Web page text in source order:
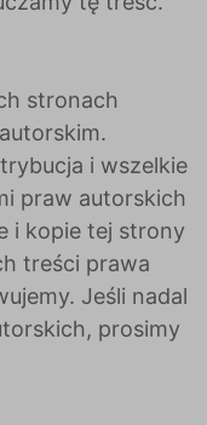
stronach
i wszelkie
praw autorskich
i kopie tej strony
treści prawa
Jeśli nadal
prosimy